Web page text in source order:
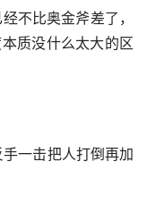
不比奥金斧差了，
质没什么太大的区
一击把人打倒再加